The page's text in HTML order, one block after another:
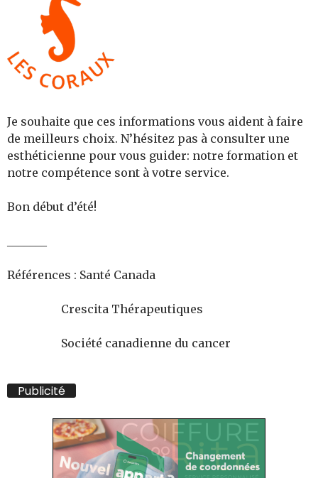
Je souhaite que ces informations vous aident à faire
de meilleurs choix. N’hésitez pas à consulter une
esthéticienne pour vous guider: notre formation et
notre compétence sont à votre service.
Bon début d’été!
Références : Santé Canada
Crescita Thérapeutiques
Société canadienne du cancer
Publicité